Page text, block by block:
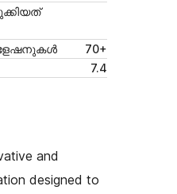
70+
7.4
and
designed to